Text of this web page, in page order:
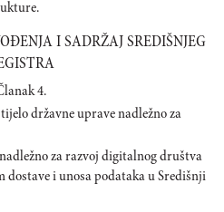
I SADRŽAJ SREDIŠNJEG
4.
državne uprave nadležno za
za razvoj digitalnog društva
dostave i unosa podataka u Središnji